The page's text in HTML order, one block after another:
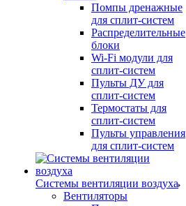
Помпы дренажные
для сплит-систем
Распределительные
блоки
Wi-Fi модули для
сплит-систем
Пульты ДУ для
сплит-систем
Термостаты для
сплит-систем
Пульты управления
для сплит-систем
Системы вентиляции воздуха
Вентиляторы